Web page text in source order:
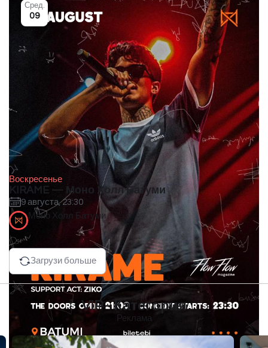
Воскресенье
KIRAME — Моно Холл Батуми
9 августа, 23:30
Сред.
09
Моно Холл Батуми
Загрузи больше
VIP - Категория
Реклама